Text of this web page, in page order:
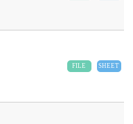
SHEET
FILE